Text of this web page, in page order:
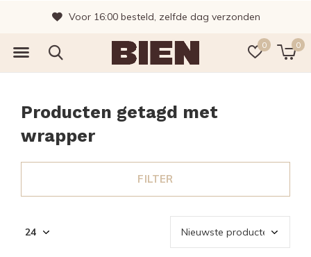
0 0
Voor 16:00 besteld, zelfde dag verzonden
Producten getagd met
wrapper
FILTER